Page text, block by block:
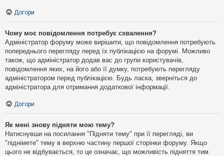
Догори
Чому моє повідомлення потребує схвалення?
Адміністратор форуму може вирішити, що повідомлення потребують
попереднього перегляду перед їх публікацією на форумі. Можливо
також, що адміністратор додав вас до групи користувачів,
повідомлення яких, на його або її думку, потребують перегляду
адміністратором перед публікацією. Будь ласка, зверніться до
адміністратора для отримання додаткової інформації.
Догори
Як мені знову підняти мою тему?
Натиснувши на посилання "Підняти тему" при її перегляді, ви
"піднімете" тему в верхню частину першої сторінки форуму. Якщо
цього не відбувається, то це означає, що можливість підняття тим